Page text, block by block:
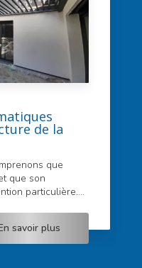
de la
que
que son
particulière....
savoir plus